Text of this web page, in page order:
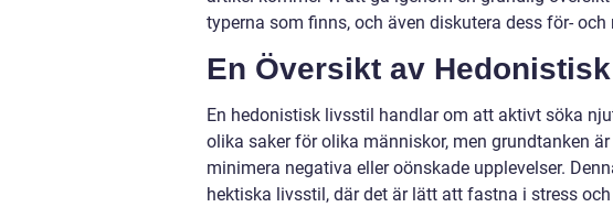
typerna som finns, och även diskutera dess för-
En Översikt av
En hedonistisk livsstil handlar om att aktivt söka
olika saker för olika människor, men grundtanken
minimera negativa eller oönskade upplevelser.
hektiska livsstil, där det är lätt att fastna i stress